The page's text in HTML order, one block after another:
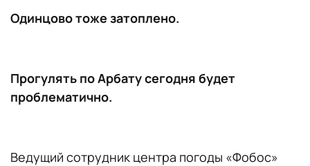
Одинцово тоже затоплено.
Прогулять по Арбату сегодня будет
проблематично.
Ведущий сотрудник центра погоды «Фобос»